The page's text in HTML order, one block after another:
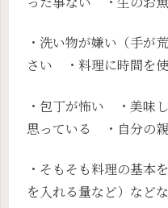
・洗い物が嫌い（手が
さい ・料理に時間を
・包丁が怖い ・美味
思っている ・自分の
・そもそも料理の基本
を入れる量など）など